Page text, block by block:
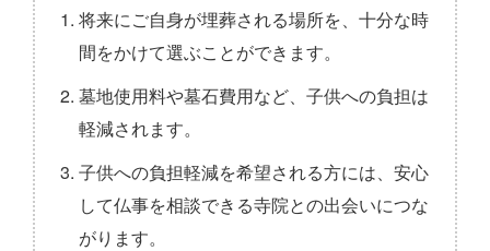
将来にご自身が埋葬される場所を、十分な時
間をかけて選ぶことができます。
墓地使用料や墓石費用など、子供への負担は
軽減されます。
子供への負担軽減を希望される方には、安心
して仏事を相談できる寺院との出会いにつな
がります。